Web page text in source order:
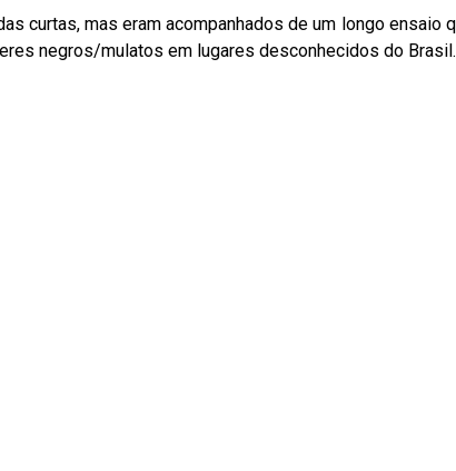
negros/mulatos em lugares desconhecidos do Brasil.